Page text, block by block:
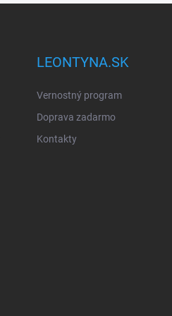
LEONTYNA.SK
Vernostný program
Doprava zadarmo
Kontakty